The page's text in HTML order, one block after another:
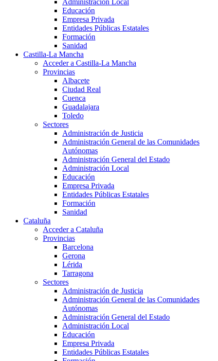
Administración Local
Educación
Empresa Privada
Entidades Públicas Estatales
Formación
Sanidad
Castilla-La Mancha
Acceder a Castilla-La Mancha
Provincias
Albacete
Ciudad Real
Cuenca
Guadalajara
Toledo
Sectores
Administración de Justicia
Administración General de las Comunidades
Autónomas
Administración General del Estado
Administración Local
Educación
Empresa Privada
Entidades Públicas Estatales
Formación
Sanidad
Cataluña
Acceder a Cataluña
Provincias
Barcelona
Gerona
Lérida
Tarragona
Sectores
Administración de Justicia
Administración General de las Comunidades
Autónomas
Administración General del Estado
Administración Local
Educación
Empresa Privada
Entidades Públicas Estatales